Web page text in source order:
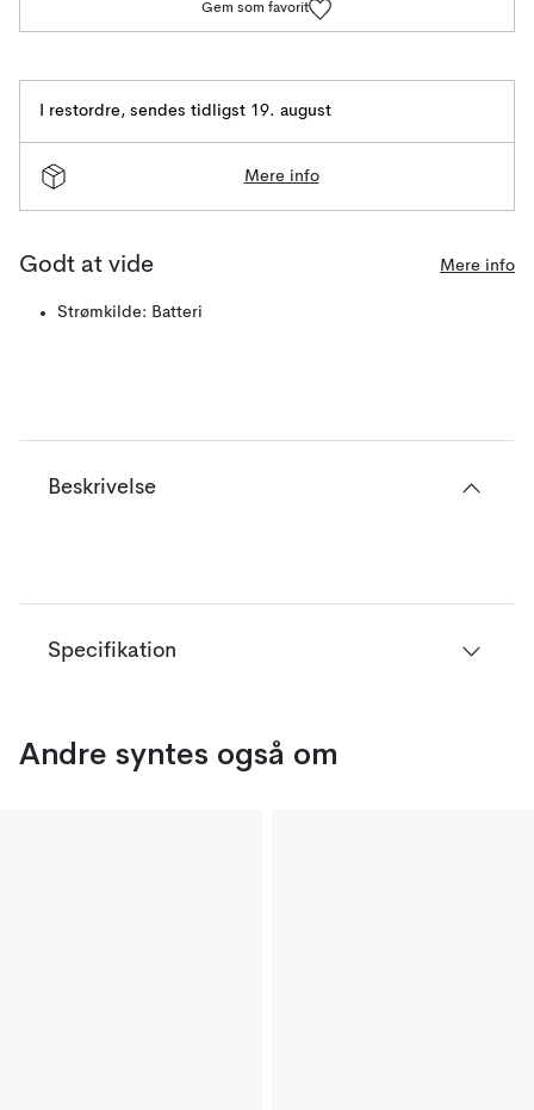
Gem som favorit
I restordre, sendes tidligst 19. august
Mere info
Godt at vide Mere info
Strømkilde: Batteri
Beskrivelse
Specifikation
Andre syntes også om